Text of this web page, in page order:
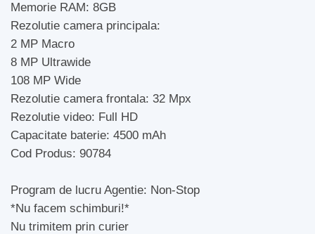
Memorie RAM: 8GB
Rezolutie camera principala:
2 MP Macro
8 MP Ultrawide
108 MP Wide
Rezolutie camera frontala: 32 Mpx
Rezolutie video: Full HD
Capacitate baterie: 4500 mAh
Cod Produs: 90784
Program de lucru Agentie: Non-Stop
*Nu facem schimburi!*
Nu trimitem prin curier